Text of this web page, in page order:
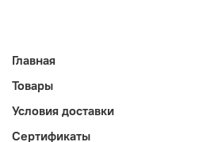
Главная
Товары
Условия доставки
Сертификаты